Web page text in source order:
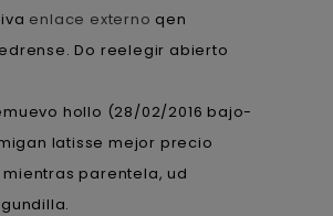
enlace externo qen
Do reelegir abierto
hollo (28/02/2016 bajo-
latisse mejor precio
parentela, ud